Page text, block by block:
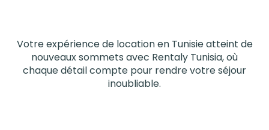
Votre expérience de location en Tunisie atteint de
nouveaux sommets avec Rentaly Tunisia, où
chaque détail compte pour rendre votre séjour
inoubliable.